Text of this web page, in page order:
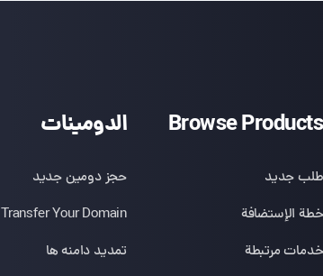
Browse Products
طلب جديد
خطة الإستضافة
خدمات مرتبطة
الدومينات
حجز دومين جديد
Transfer Your Domain
تمدید دامنه ها